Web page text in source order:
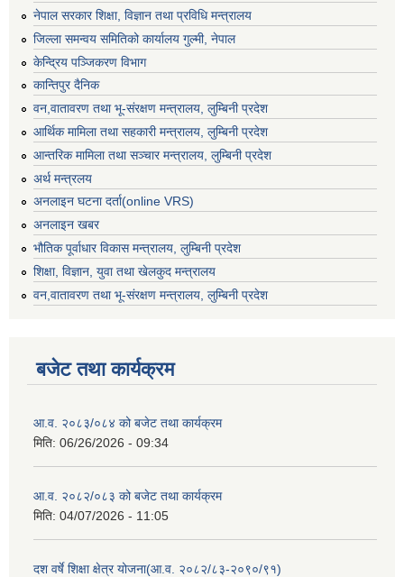
नेपाल सरकार शिक्षा, विज्ञान तथा प्रविधि मन्त्रालय
जिल्ला समन्वय समितिको कार्यालय गुल्मी, नेपाल
केन्द्रिय पञ्जिकरण विभाग
कान्तिपुर दैनिक
वन,वातावरण तथा भू-संरक्षण मन्त्रालय, लुम्बिनी प्रदेश
आर्थिक मामिला तथा सहकारी मन्त्रालय, लुम्बिनी प्रदेश
आन्तरिक मामिला तथा सञ्चार मन्त्रालय, लुम्बिनी प्रदेश
अर्थ मन्त्रलय
अनलाइन घटना दर्ता(online VRS)
अनलाइन खबर
भौतिक पूर्वाधार विकास मन्त्रालय, लुम्बिनी प्रदेश
शिक्षा, विज्ञान, युवा तथा खेलकुद मन्‍‍त्रालय
वन,वातावरण तथा भू-संरक्षण मन्त्रालय, लुम्बिनी प्रदेश
बजेट तथा कार्यक्रम
आ.व. २०८३/०८४ को बजेट तथा कार्यक्रम
मिति: 06/26/2026 - 09:34
आ.व. २०८२/०८३ को बजेट तथा कार्यक्रम
मिति: 04/07/2026 - 11:05
दश वर्षे शिक्षा क्षेत्र योजना(आ.व. २०८२/८३-२०९०/९१)